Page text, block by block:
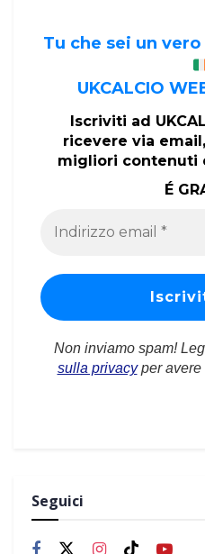
Tu che sei un
UKCALCIO
Iscriviti ad
ricevere via
migliori contenuti
É
Non inviamo spam!
sulla privacyper avere
Seguici